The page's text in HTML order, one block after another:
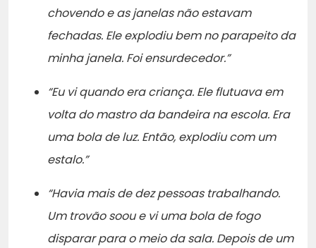
chovendo e as janelas não estavam
fechadas. Ele explodiu bem no parapeito da
minha janela. Foi ensurdecedor.”
“Eu vi quando era criança. Ele flutuava em
volta do mastro da bandeira na escola. Era
uma bola de luz. Então, explodiu com um
estalo.”
“Havia mais de dez pessoas trabalhando.
Um trovão soou e vi uma bola de fogo
disparar para o meio da sala. Depois de um